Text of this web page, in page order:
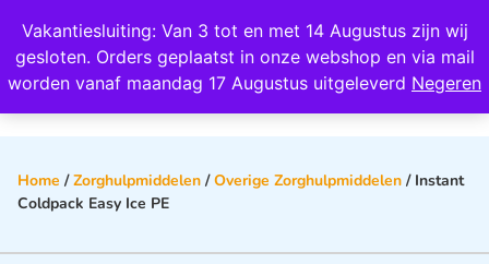
Vakantiesluiting: Van 3 tot en met 14 Augustus zijn wij
gesloten. Orders geplaatst in onze webshop en via mail
worden vanaf maandag 17 Augustus uitgeleverd Negeren
Wij scoren een 4,8 op Google
Home /Zorghulpmiddelen /Overige Zorghulpmiddelen / Instant
Coldpack Easy Ice PE